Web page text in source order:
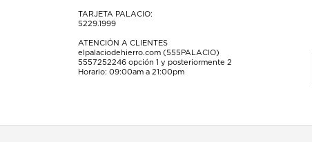
TARJETA PALACIO:
5229.1999
ATENCIÓN A CLIENTES
elpalaciodehierro.com (555PALACIO)
5557252246 opción 1 y posteriormente 2
Horario: 09:00am a 21:00pm